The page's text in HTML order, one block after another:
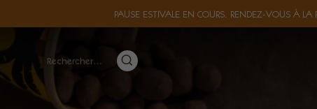
PAUSE ESTIVALE EN COURS. RENDEZ-VOUS À LA